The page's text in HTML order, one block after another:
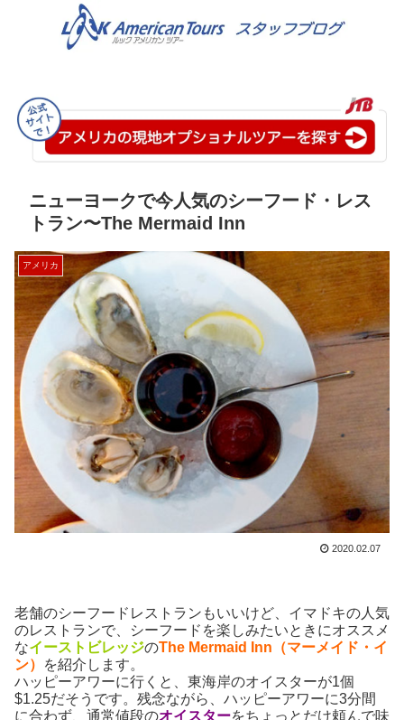
ニューヨークで今人気のシーフード・レス
トラン〜The Mermaid Inn
アメリカ
2020.02.07
老舗のシーフードレストランもいいけど、イマドキの人気
のレストランで、シーフードを楽しみたいときにオススメ
なイーストビレッジのThe Mermaid Inn（マーメイド・イ
ン）
を紹介します。
ハッピーアワーに行くと、東海岸のオイスターが1個
$1.25だそうです。残念ながら、ハッピーアワーに3分間
に合わず、通常値段のオイスターをちょっとだけ頼んで味